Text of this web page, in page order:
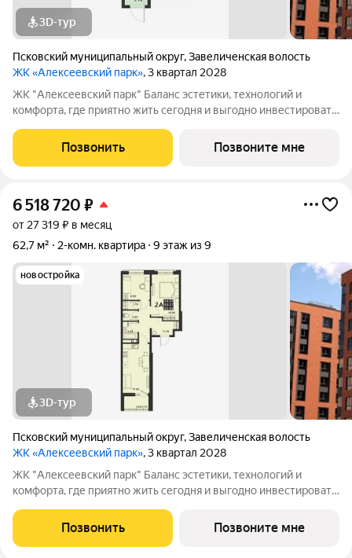
3D-тур
Псковский муниципальный округ,Завеличенская волость
ЖК «Алексеевский парк», 3 квартал 2028
ЖК "Алексеевский парк" Баланс эстетики, технологий и
комфорта, где приятно жить сегодня и выгодно инвестировать
современный проект комфорт класса в развивающемся
районе дальнего Завеличья. Дом выполнен в
Позвонить Позвоните мне
6 518 720 ₽
от 27 319 ₽ в месяц
62,7 м²
2-комн. квартира 9 этаж из 9
новостройка
3D-тур
Псковский муниципальный округ,Завеличенская волость
ЖК «Алексеевский парк», 3 квартал 2028
ЖК "Алексеевский парк" Баланс эстетики, технологий и
комфорта, где приятно жить сегодня и выгодно инвестировать
современный проект комфорт класса в развивающемся
районе дальнего Завеличья. Дом выполнен в
Позвонить Позвоните мне